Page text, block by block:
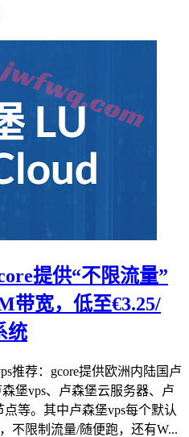
提供“不限流量”
带宽，低至€3.25/
统
推荐：gcore提供欧洲内陆国卢
堡vps、卢森堡云服务器、卢
等。其中卢森堡vps每个默认
不限制流量/随便跑，还有W...